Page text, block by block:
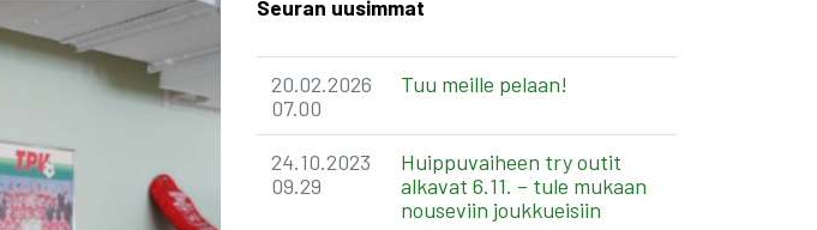
Seuran uusimmat
20.02.2026
07.00
Tuu meille pelaan!
24.10.2023
09.29
Huippuvaiheen try outit
alkavat 6.11. – tule mukaan
nouseviin joukkueisiin